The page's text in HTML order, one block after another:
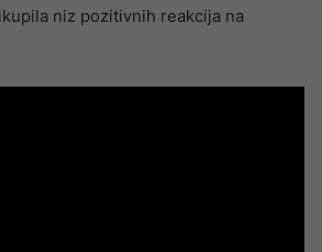
niz pozitivnih reakcija na